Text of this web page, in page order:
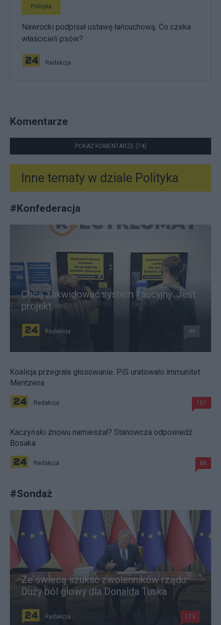
Polityka
Nawrocki podpisał ustawę łańcuchową. Co czeka
właścicieli psów?
Redakcja
Komentarze
POKAŻ KOMENTARZE (74)
Inne tematy w dziale Polityka
#Konfederacja
Chcą zlikwidować system kaucyjny. Jest
projekt
Redakcja 49
Koalicja przegrała głosowanie. PiS uratowało immunitet
Mentzena
Redakcja 101
Kaczyński znowu namieszał? Stanowcza odpowiedź
Bosaka
Redakcja 88
#Sondaż
Ze świecą szukać zwolenników rządu.
Duży ból głowy dla Donalda Tuska
Redakcja 173